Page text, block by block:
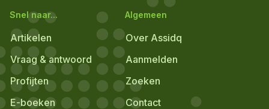
Snel naar...
Artikelen
Vraag & antwoord
Profijten
E-boeken
Algemeen
Over Assidq
Aanmelden
Zoeken
Contact